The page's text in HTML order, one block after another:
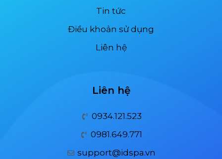
Tin tức
Điều khoản sử dụng
Liên hệ
Liên hệ
0934.121.523
0981.649.771
support@idspa.vn